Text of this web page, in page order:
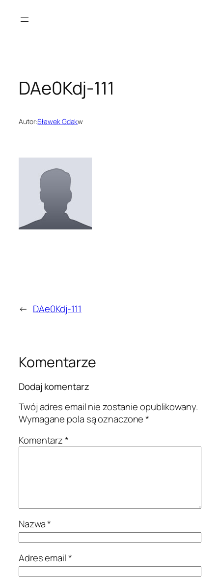
DAe0Kdj-111
Autor:Sławek Gdakw
← DAe0Kdj-111
Komentarze
Dodaj komentarz
Twój adres email nie zostanie opublikowany.
Wymagane pola są oznaczone*
Komentarz*
Nazwa*
Adres email*